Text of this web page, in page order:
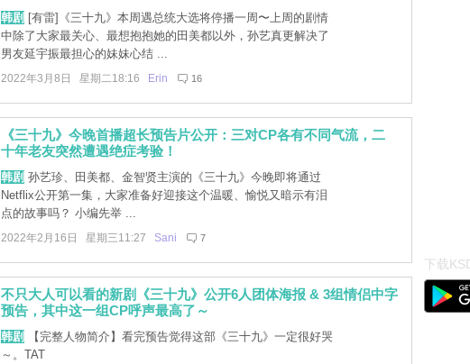
韩剧 [有雷]《三十九》本周遇总统大选将停播一周〜上周的剧情
中除了大家最关心、最想抱抱她的田美都以外，孙艺真更解决了
男友延宇振最担心的妹妹心结 ...
2022年3月8日 星期二18:16 Erin 16
《三十九》今晚首播超长预告片公开：三对CP各有不同气流，二
十年老友突然遭遇绝症考验！
韩剧 孙艺珍、田美都、金智贤主演的《三十九》今晚即将通过
Netflix公开第一集，大家准备好迎接这个温暖、愉悦又暗示有泪
点的故事吗？ 小编先举 ...
2022年2月16日 星期三11:27 Sani 7
不只大人可以看的新剧《三十九》公开6人团体海报 & 3组情侣中字
预告，其中这一组CP呼声最高了～
韩剧 【完整人物简介】看完预告觉得这部《三十九》一定很好哭
～。TAT
下载